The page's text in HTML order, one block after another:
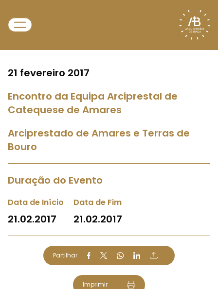
21 fevereiro 2017
Encontro da Equipa Arciprestal de
Catequese de Amares
Arciprestado de Amares e Terras de
Bouro
Duração do Evento
Data de Início
21.02.2017
Data de Fim
21.02.2017
Partilhar
Imprimir